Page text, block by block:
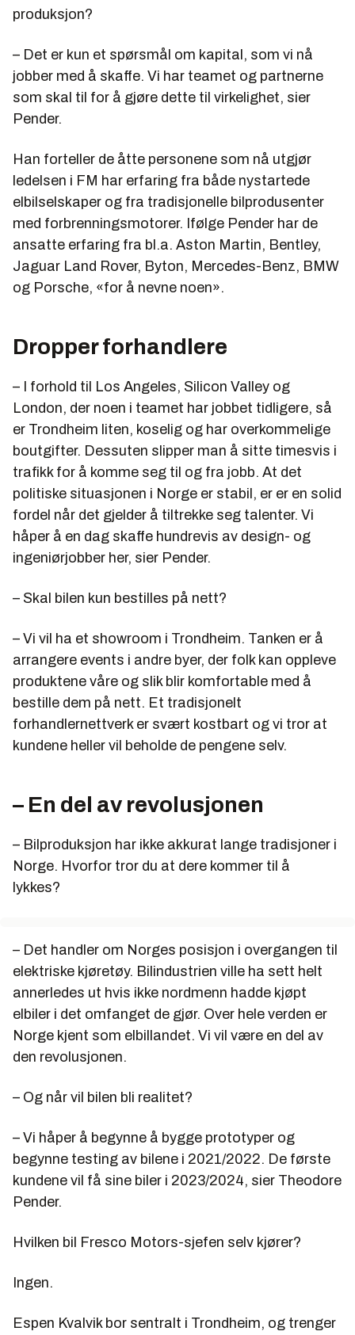
produksjon?
– Det er kun et spørsmål om kapital, som vi nå
jobber med å skaffe. Vi har teamet og partnerne
som skal til for å gjøre dette til virkelighet, sier
Pender.
Han forteller de åtte personene som nå utgjør
ledelsen i FM har erfaring fra både nystartede
elbilselskaper og fra tradisjonelle bilprodusenter
med forbrenningsmotorer. Ifølge Pender har de
ansatte erfaring fra bl.a. Aston Martin, Bentley,
Jaguar Land Rover, Byton, Mercedes-Benz, BMW
og Porsche, «for å nevne noen».
Dropper forhandlere
– I forhold til Los Angeles, Silicon Valley og
London, der noen i teamet har jobbet tidligere, så
er Trondheim liten, koselig og har overkommelige
boutgifter. Dessuten slipper man å sitte timesvis i
trafikk for å komme seg til og fra jobb. At det
politiske situasjonen i Norge er stabil, er er en solid
fordel når det gjelder å tiltrekke seg talenter. Vi
håper å en dag skaffe hundrevis av design- og
ingeniørjobber her, sier Pender.
– Skal bilen kun bestilles på nett?
– Vi vil ha et showroom i Trondheim. Tanken er å
arrangere events i andre byer, der folk kan oppleve
produktene våre og slik blir komfortable med å
bestille dem på nett. Et tradisjonelt
forhandlernettverk er svært kostbart og vi tror at
kundene heller vil beholde de pengene selv.
– En del av revolusjonen
– Bilproduksjon har ikke akkurat lange tradisjoner i
Norge. Hvorfor tror du at dere kommer til å
lykkes?
– Det handler om Norges posisjon i overgangen til
elektriske kjøretøy. Bilindustrien ville ha sett helt
annerledes ut hvis ikke nordmenn hadde kjøpt
elbiler i det omfanget de gjør. Over hele verden er
Norge kjent som elbillandet. Vi vil være en del av
den revolusjonen.
– Og når vil bilen bli realitet?
– Vi håper å begynne å bygge prototyper og
begynne testing av bilene i 2021/2022. De første
kundene vil få sine biler i 2023/2024, sier Theodore
Pender.
Hvilken bil Fresco Motors-sjefen selv kjører?
Ingen.
Espen Kvalvik bor sentralt i Trondheim, og trenger